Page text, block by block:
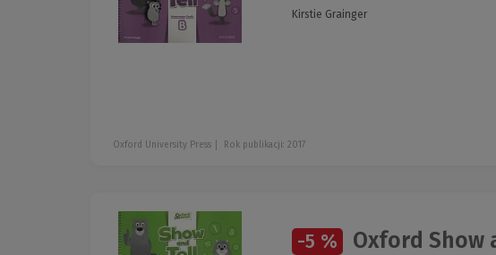
Kirstie Grainger
Oxford University Press Rok publikacji: 2017
-5 % Oxford Show